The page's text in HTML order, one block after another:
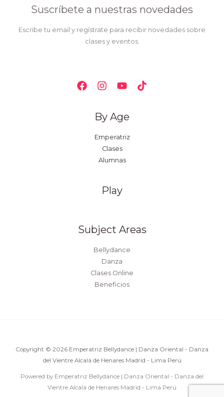
Suscríbete a nuestras novedades
Escribe tu email y regístrate para recibir novedades sobre
clases y eventos.
By Age
Emperatriz
Clases
Alumnas
Play
Subject Areas
Bellydance
Danza
Clases Online
Beneficios
Copyright © 2026 Emperatriz Bellydance | Danza Oriental - Danza
del Vientre Alcalá de Henares Madrid - Lima Perú
Powered by Emperatriz Bellydance | Danza Oriental - Danza del
Vientre Alcalá de Henares Madrid - Lima Perú